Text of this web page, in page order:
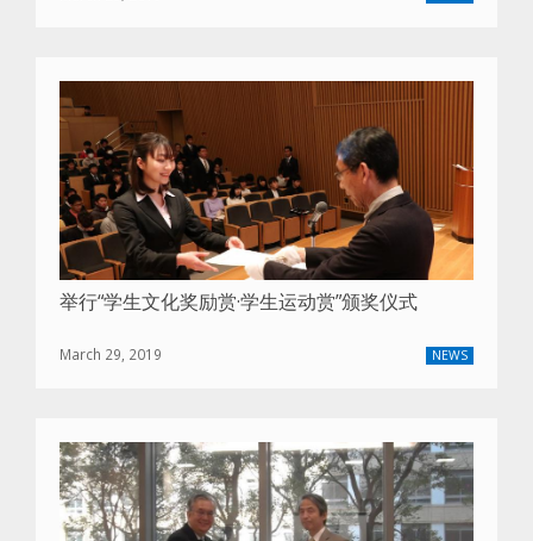
举行“学生文化奖励赏·学生运动赏”颁奖仪式
NEWS
March 29, 2019